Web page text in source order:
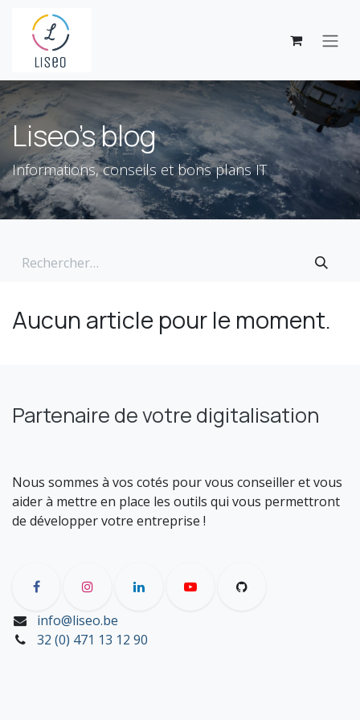
Liseo's blog
Informations, conseils et bons plans IT
Aucun article pour le moment.
Partenaire de votre digitalisation
Nous sommes à vos cotés pour vous conseiller et vous
aider à mettre en place les outils qui vous permettront
de développer votre entreprise !
info@liseo.be
32 (0) 471 13 12 90